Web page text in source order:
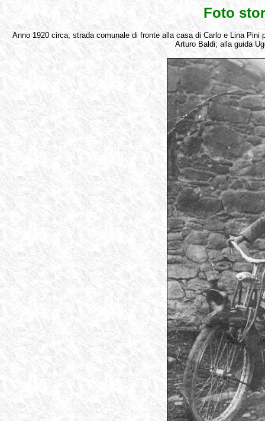
Foto
Anno 1920 circa, strada comunale di fronte alla casa di Carlo e Lina
Arturo Baldi; alla guida